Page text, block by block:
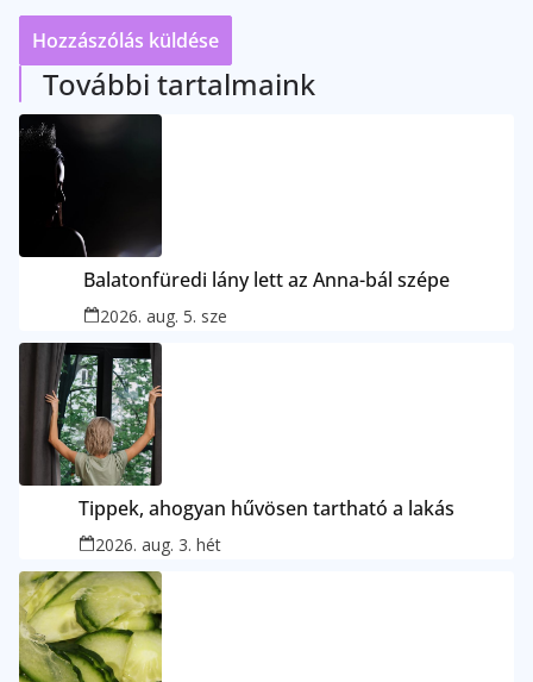
További tartalmaink
Balatonfüredi lány lett az Anna-bál szépe
2026. aug. 5. sze
Tippek, ahogyan hűvösen tartható a lakás
2026. aug. 3. hét